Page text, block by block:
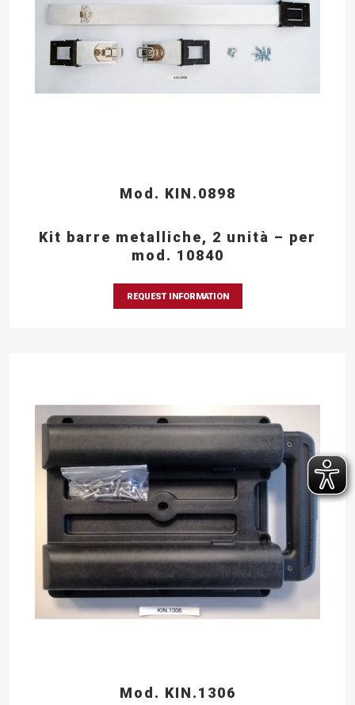
Mod. KIN.0898
Kit barre metalliche, 2 unità – per
mod. 10840
REQUEST INFORMATION
Mod. KIN.1306